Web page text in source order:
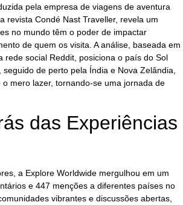
pela empresa de viagens de aventura
revista Condé Nast Traveller, revela um
no mundo têm o poder de impactar
de quem os visita. A análise, baseada em
rede social Reddit, posiciona o país do Sol
de perto pela Índia e Nova Zelândia,
mero lazer, tornando-se uma jornada de
das Experiências
a Explore Worldwide mergulhou em um
e 447 menções a diferentes países no
vibrantes e discussões abertas,